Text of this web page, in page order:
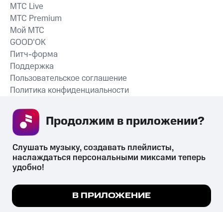
СКАЧАТЬ ПРИЛОЖЕНИЕ
MTС Live
MTС Premium
Мой МТС
GOOD’OK
Питч-форма
Поддержка
Пользовательское соглашение
Политика конфиденциальности
психотропных веществ, их аналогов причиняет вред здоровью,
их незаконный оборот запрещён и влечёт установленную
законодательством ответственность.
Мы используем куки, чтобы на сайте все
Подробнее
Слушать музыку, создавать плейлисты,
наслаждаться персональными миксами теперь
удобно!
В ПРИЛОЖЕНИЕ